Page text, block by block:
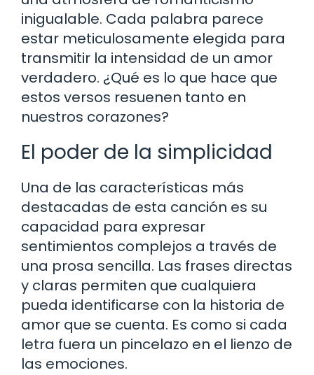
inigualable. Cada palabra parece
estar meticulosamente elegida para
transmitir la intensidad de un amor
verdadero. ¿Qué es lo que hace que
estos versos resuenen tanto en
nuestros corazones?
El poder de la simplicidad
Una de las características más
destacadas de esta canción es su
capacidad para expresar
sentimientos complejos a través de
una prosa sencilla. Las frases directas
y claras permiten que cualquiera
pueda identificarse con la historia de
amor que se cuenta. Es como si cada
letra fuera un pincelazo en el lienzo de
las emociones.